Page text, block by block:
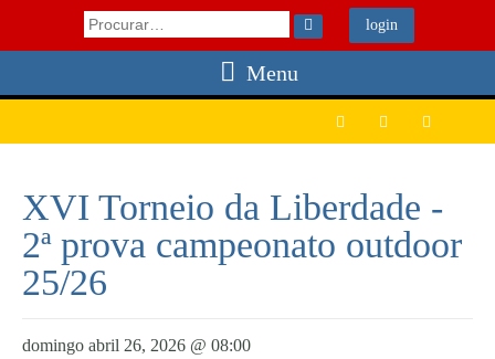
 login
Menu
  
XVI Torneio da Liberdade -
2ª prova campeonato outdoor
25/26
domingo abril 26, 2026 @ 08:00